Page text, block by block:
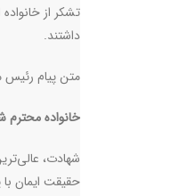
تشکر از
داشتند.
متن پیام
خانواده محترم
شهادت،
حقیقت ایمان